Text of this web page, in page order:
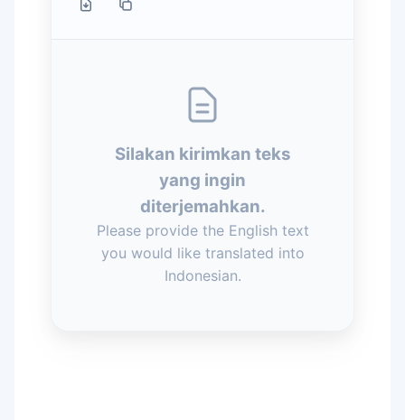
Silakan kirimkan teks
yang ingin
diterjemahkan.
Please provide the English text
you would like translated into
Indonesian.